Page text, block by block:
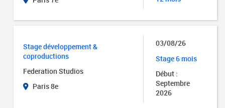
Stage développement &
coproductions
Federation Studios
Paris 8e
03/08/26
Stage 6 mois
Début :
Septembre
2026